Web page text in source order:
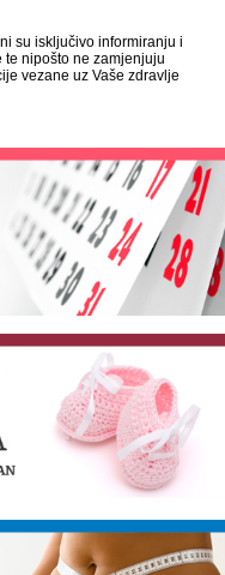
su isključivo informiranju i
nipošto ne zamjenjuju
vezane uz Vaše zdravlje